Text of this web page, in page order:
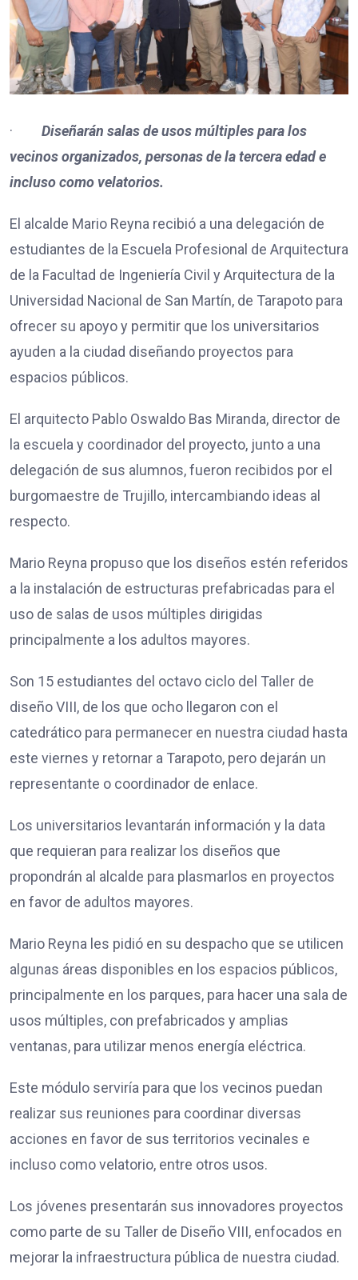
· Diseñarán salas de usos múltiples para los
vecinos organizados, personas de la tercera edad e
incluso como velatorios.
El alcalde Mario Reyna recibió a una delegación de
estudiantes de la Escuela Profesional de Arquitectura
de la Facultad de Ingeniería Civil y Arquitectura de la
Universidad Nacional de San Martín, de Tarapoto para
ofrecer su apoyo y permitir que los universitarios
ayuden a la ciudad diseñando proyectos para
espacios públicos.
El arquitecto Pablo Oswaldo Bas Miranda, director de
la escuela y coordinador del proyecto, junto a una
delegación de sus alumnos, fueron recibidos por el
burgomaestre de Trujillo, intercambiando ideas al
respecto.
Mario Reyna propuso que los diseños estén referidos
a la instalación de estructuras prefabricadas para el
uso de salas de usos múltiples dirigidas
principalmente a los adultos mayores.
Son 15 estudiantes del octavo ciclo del Taller de
diseño VIII, de los que ocho llegaron con el
catedrático para permanecer en nuestra ciudad hasta
este viernes y retornar a Tarapoto, pero dejarán un
representante o coordinador de enlace.
Los universitarios levantarán información y la data
que requieran para realizar los diseños que
propondrán al alcalde para plasmarlos en proyectos
en favor de adultos mayores.
Mario Reyna les pidió en su despacho que se utilicen
algunas áreas disponibles en los espacios públicos,
principalmente en los parques, para hacer una sala de
usos múltiples, con prefabricados y amplias
ventanas, para utilizar menos energía eléctrica.
Este módulo serviría para que los vecinos puedan
realizar sus reuniones para coordinar diversas
acciones en favor de sus territorios vecinales e
incluso como velatorio, entre otros usos.
Los jóvenes presentarán sus innovadores proyectos
como parte de su Taller de Diseño VIII, enfocados en
mejorar la infraestructura pública de nuestra ciudad.